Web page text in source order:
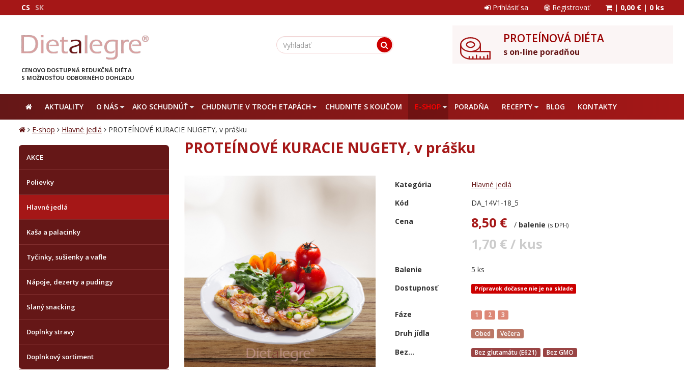
CS SK Prihlásiť sa Registrovať | 0,00 € | 0 ks
CENOVO DOSTUPNÁ REDUKČNÁ DIÉTA
S MOŽNOSŤOU ODBORNÉHO DOHĽADU
PROTEÍNOVÁ DIÉTA
s on-line poradňou
AKTUALITY O NÁS AKO SCHUDNÚŤ CHUDNUTIE V TROCH ETAPÁCH CHUDNITE S KOUČOM E-SHOP PORADŇA RECEPTY BLOG KONTAKTY
E-shop Hlavné jedlá PROTEÍNOVÉ KURACIE NUGETY, v prášku
AKCE
Polievky
Hlavné jedlá
Kaša a palacinky
Tyčinky, sušienky a vafle
Nápoje, dezerty a pudingy
Slaný snacking
Doplnky stravy
Doplnkový sortiment
PROTEÍNOVÉ KURACIE NUGETY, v prášku
Kategória
Hlavné jedlá
Kód
DA_14V1-18_5
Cena
8,50 € / balenie (s DPH)
1,70 € / kus
Balenie
5 ks
Dostupnosť
Prípravok dočasne nie je na sklade
Fáze 1 2 3
Druh jídla Obed Večera
Bez... Bez glutamátu (E621) Bez GMO